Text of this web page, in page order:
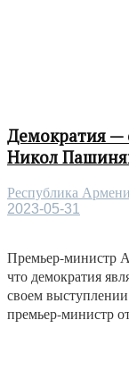
Демократия
Никол
Республика
2023-05-31
Премьер-министр
что демократия
своем
премьер-министр